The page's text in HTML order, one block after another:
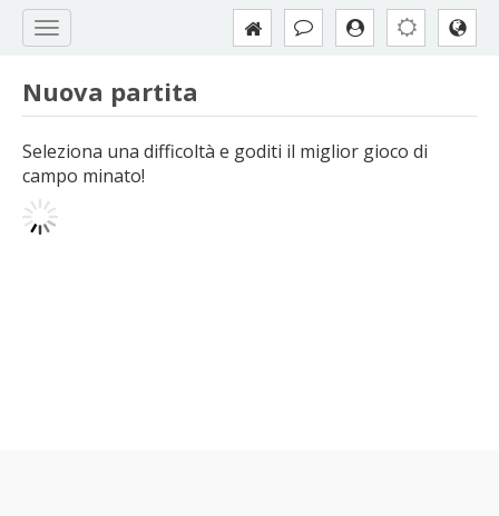
Nuova partita
Seleziona una difficoltà e goditi il miglior gioco di
campo minato!